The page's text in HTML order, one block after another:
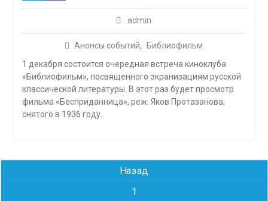
admin
Анонсы событий,
Библиофильм
1 декабря состоится очередная встреча киноклуба
«Библиофильм», посвященного экранизациям русской
классической литературы. В этот раз будет просмотр
фильма «Бесприданница», реж. Яков Протазанова,
снятого в 1936 году.
Навигация
Назад
1